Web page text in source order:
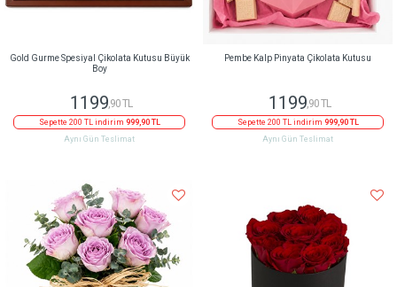
Gold Gurme Spesiyal Çikolata Kutusu Büyük
Boy
1199,90 TL
Sepette 200 TL indirim 999,90 TL
Aynı Gün Teslimat
Pembe Kalp Pinyata Çikolata Kutusu
1199,90 TL
Sepette 200 TL indirim 999,90 TL
Aynı Gün Teslimat